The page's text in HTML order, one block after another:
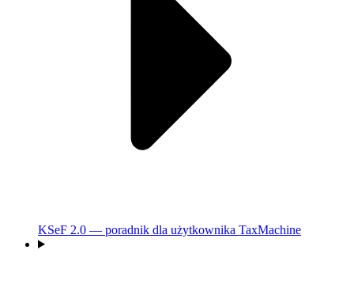
KSeF 2.0 — poradnik dla użytkownika TaxMachine